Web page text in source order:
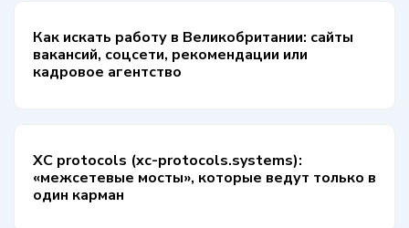
Как искать работу в Великобритании: сайты
вакансий, соцсети, рекомендации или
кадровое агентство
XC protocols (xc-protocols.systems):
«межсетевые мосты», которые ведут только в
один карман